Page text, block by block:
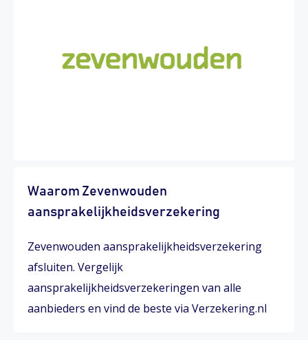
Waarom Zevenwouden
aansprakelijkheidsverzekering
Zevenwouden aansprakelijkheidsverzekering
afsluiten. Vergelijk
aansprakelijkheidsverzekeringen van alle
aanbieders en vind de beste via Verzekering.nl